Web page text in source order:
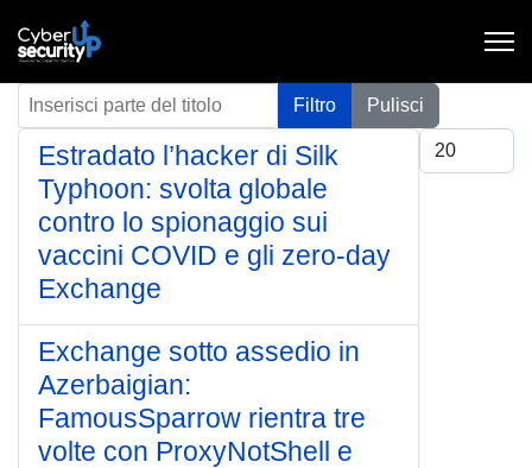
Inserisci parte del titolo Filtro
Pulisci
Visualizza #
Estradato l’hacker di Silk
Typhoon: svolta globale
contro lo spionaggio sui
vaccini COVID e gli zero-day
Exchange
Exchange sotto assedio in
Azerbaigian:
FamousSparrow rientra tre
volte con ProxyNotShell e